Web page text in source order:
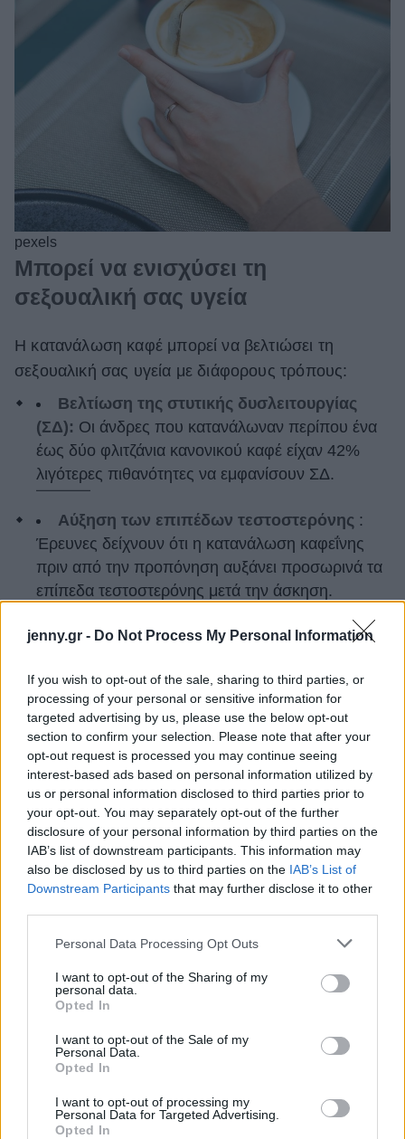
jenny.gr - Do Not Process My Personal Information
If you wish to opt-out of the sale, sharing to third parties, or
processing of your personal or sensitive information for
targeted advertising by us, please use the below opt-out
section to confirm your selection. Please note that after your
opt-out request is processed you may continue seeing
interest-based ads based on personal information utilized by
us or personal information disclosed to third parties prior to
your opt-out. You may separately opt-out of the further
disclosure of your personal information by third parties on the
IAB’s list of downstream participants. This information may
also be disclosed by us to third parties on the IAB’s List of
Downstream Participants that may further disclose it to other
Please note that this website/app uses one or more Google
not limited to your visit or usage behaviour. You may click to
grant or deny consent to Google and its third-party tags to
use your data for below specified purposes in below Google
consent section.
Personal Data Processing Opt Outs
I want to opt-out of the Sharing of my
personal data.
Opted In
I want to opt-out of the Sale of my
Personal Data.
Opted In
I want to opt-out of processing my
Personal Data for Targeted Advertising.
Opted In
pexels
Μπορεί να ενισχύσει τη
σεξουαλική σας υγεία
Η κατανάλωση καφέ μπορεί να βελτιώσει τη
σεξουαλική σας υγεία με διάφορους τρόπους:
Βελτίωση της στυτικής δυσλειτουργίας
(ΣΔ): Οι άνδρες που κατανάλωναν περίπου ένα
έως δύο φλιτζάνια κανονικού καφέ είχαν 42%
λιγότερες πιθανότητες να εμφανίσουν ΣΔ.
Αύξηση των επιπέδων τεστοστερόνης :
Έρευνες δείχνουν ότι η κατανάλωση καφεΐνης
πριν από την προπόνηση αυξάνει προσωρινά τα
επίπεδα τεστοστερόνης μετά την άσκηση.
Βελτίωση της σεξουαλικής αντοχής: Η
από το σεξμπορεί να αυξήσει τη σεξουαλική
αντοχή.
Μπορεί να μειώσει τον κίνδυνο
χρόνιων παθήσεων
Η τακτική κατανάλωση καφέ μπορεί να
προστατεύσει την καρδιά σας και να μειώσει τον
κίνδυνο χρόνιων παθήσεων. Ορισμένες παθήσεις
που μπορεί να σας ωφελήσουν περιλαμβάνουν: